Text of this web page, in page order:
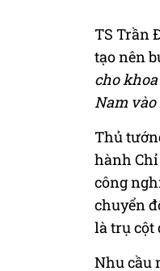
TS Trần
tạo nên
cho
Nam
Thủ
hành Chỉ
công
chuyển
là trụ cột
Nhu cầu